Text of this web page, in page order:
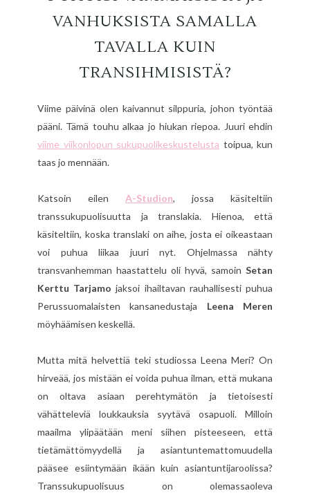
VANHUKSISTA SAMALLA
TAVALLA KUIN
TRANSIHMISISTÄ?
Viime päivinä olen kaivannut silppuria, johon työntää
pääni. Tämä touhu alkaa jo hiukan riepoa. Juuri ehdin
viime viikonlopun sukupuolikeskustelusta toipua, kun
taas jo mennään.
Katsoin eilen A-Studion, jossa käsiteltiin
transsukupuolisuutta ja translakia. Hienoa, että
käsiteltiin, koska translaki on aihe, josta ei oikeastaan
voi puhua liikaa juuri nyt. Ohjelmassa nähty
transvanhemman haastattelu oli hyvä, samoin Setan
Kerttu Tarjamo jaksoi ihailtavan rauhallisesti puhua
Perussuomalaisten kansanedustaja Leena Meren
möyhäämisen keskellä.
Mutta mitä helvettiä teki studiossa Leena Meri? On
hirveää, jos mistään ei voida puhua ilman, että mukana
on oltava asiaan perehtymätön ja tietoisesti
vähätteleviä loukkauksia syytävä osapuoli. Milloin
maailma ylipäätään meni siihen pisteeseen, että
tietämättömyydellä ja asiantuntemattomuudella
pääsee esiintymään ikään kuin asiantuntijaroolissa?
Transsukupuolisuus on olemassaoleva